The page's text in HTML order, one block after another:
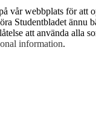
vår webbplats för att
Studentbladet ännu
att använda alla
information.